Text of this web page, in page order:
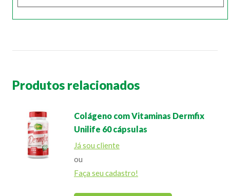
Produtos relacionados
Colágeno com Vitaminas Dermfix
Unilife 60 cápsulas
Já sou cliente
ou
Faça seu cadastro!